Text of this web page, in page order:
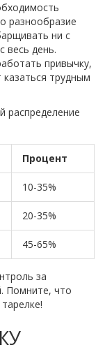
разнообразие
ни с
весь день.
привычку,
трудным
распределение
Процент
10-35%
20-35%
45-65%
за
Помните, что